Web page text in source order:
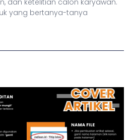
yang bertanya-tanya